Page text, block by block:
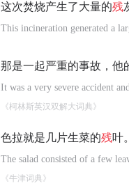
这次焚烧产生了大量的残
This incineration generated a
那是一起严重的事故，他
It was a very severe accident
《柯林斯英汉双解大词典》
色拉就是几片生菜的残叶。
The salad consisted of a few
《牛津词典》